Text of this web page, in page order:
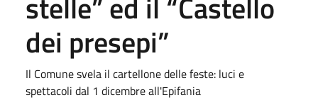
dei presepi”
Il Comune svela il cartellone delle feste: luci e
spettacoli dal 1 dicembre all'Epifania